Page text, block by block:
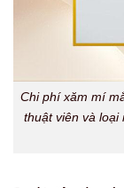
Chi phí xăm mí
thuật viên và